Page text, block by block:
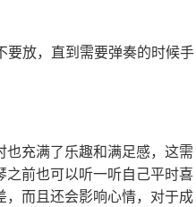
放，直到需要弹奏的时候手
充满了乐趣和满足感，这需
前也可以听一听自己平时喜
而且还会影响心情，对于成